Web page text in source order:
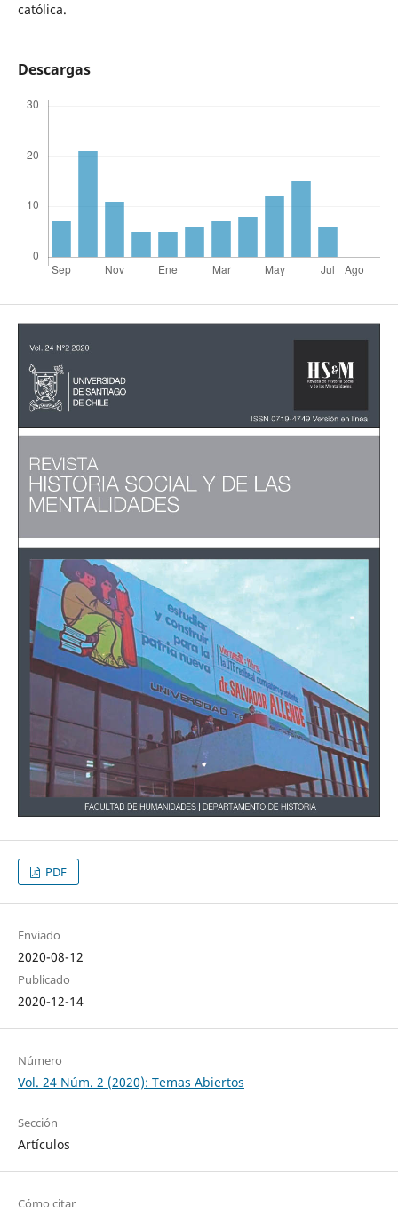
católica.
Descargas
PDF
Enviado
2020-08-12
Publicado
2020-12-14
Número
Vol. 24 Núm. 2 (2020): Temas Abiertos
Sección
Artículos
Cómo citar